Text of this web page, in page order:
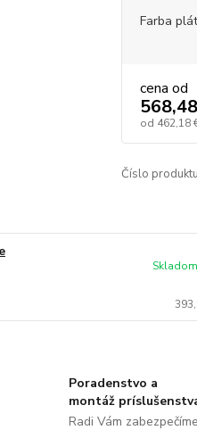
Farba
cena od
od 462,18
Číslo
Poradenstvo a
montáž
Radi Vám zabezpečíme